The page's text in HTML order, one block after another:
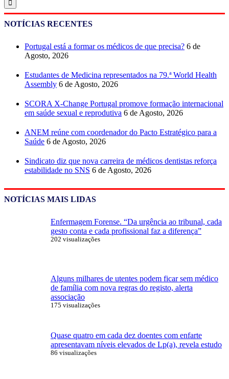
NOTÍCIAS RECENTES
Portugal está a formar os médicos de que precisa? 6 de
Agosto, 2026
Estudantes de Medicina representados na 79.ª World Health
Assembly 6 de Agosto, 2026
SCORA X-Change Portugal promove formação internacional
em saúde sexual e reprodutiva 6 de Agosto, 2026
ANEM reúne com coordenador do Pacto Estratégico para a
Saúde 6 de Agosto, 2026
Sindicato diz que nova carreira de médicos dentistas reforça
estabilidade no SNS 6 de Agosto, 2026
NOTÍCIAS MAIS LIDAS
Enfermagem Forense. “Da urgência ao tribunal, cada
gesto conta e cada profissional faz a diferença”
202 visualizações
Alguns milhares de utentes podem ficar sem médico
de família com nova regras do registo, alerta
associação
175 visualizações
Quase quatro em cada dez doentes com enfarte
apresentavam níveis elevados de Lp(a), revela estudo
86 visualizações